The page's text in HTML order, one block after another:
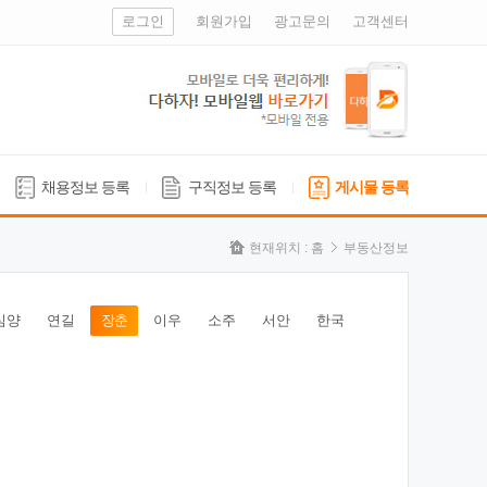
로그인 회원가입 광고문의 고객센터
채용정보 등록 구직정보 등록 게시물 등록
현재위치 : 홈 부동산정보
양 연길 장춘 이우 소주 서안 한국